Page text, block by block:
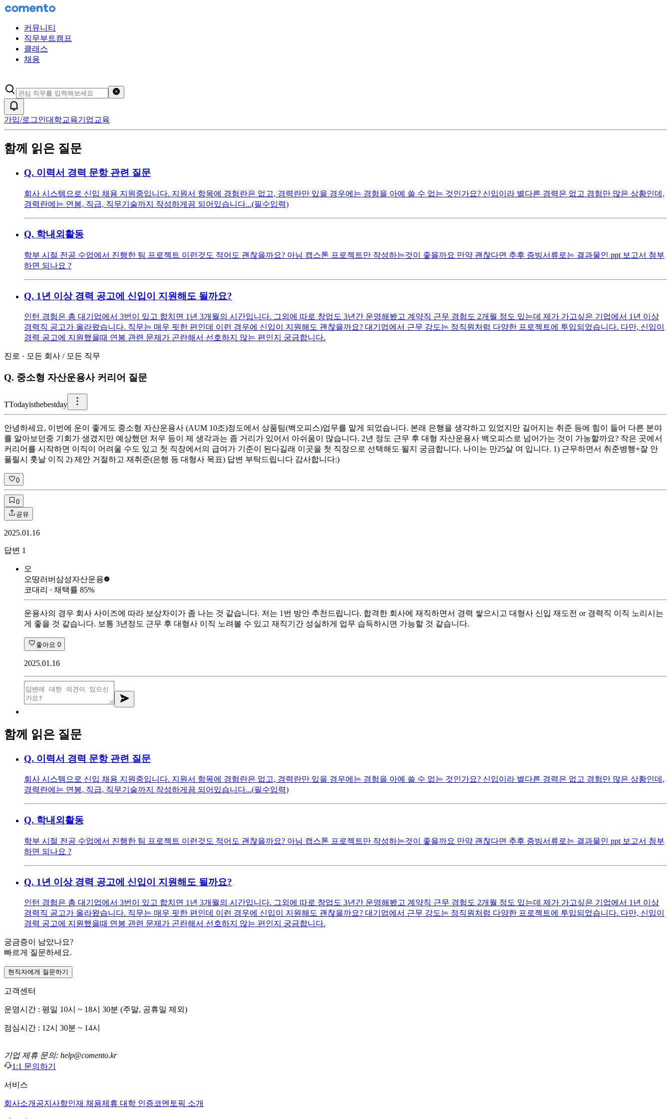
커뮤니티
직무부트캠프
클래스
채용
가입/로그인대학교육기업교육
함께 읽은 질문
Q. 이력서 경력 문항 관련 질문
회사 시스템으로 신입 채용 지원중입니다. 지원서 항목에 경험란은 없고, 경력란만 있을 경우에는 경험을 아예 쓸 수 없는 것인가요? 신입이라 별다른 경력은 없고 경험만 많은 상황인데,
경력란에는 연봉, 직급, 직무기술까지 작성하게끔 되어있습니다...(필수입력)
Q. 학내외활동
학부 시절 전공 수업에서 진행한 팀 프로젝트 이런것도 적어도 괜찮을까요? 아님 캡스톤 프로젝트만 작성하는것이 좋을까요 만약 괜찮다면 추후 증빙서류로는 결과물인 ppt 보고서 첨부
하면 되나요 ?
Q. 1년 이상 경력 공고에 신입이 지원해도 될까요?
인턴 경험은 총 대기업에서 3번이 있고 합치면 1년 3개월의 시간입니다. 그외에 따로 창업도 3년간 운영해봤고 계약직 근무 경험도 2개월 정도 있는데 제가 가고싶은 기업에서 1년 이상
경력직 공고가 올라왔습니다. 직무는 매우 핏한 편인데 이런 경우에 신입이 지원해도 괜찮을까요? 대기업에서 근무 강도는 정직원처럼 다양한 프로젝트에 투입되었습니다. 다만, 신입이
경력 공고에 지원했을때 연봉 관련 문제가 곤란해서 선호하지 않는 편인지 궁금합니다.
진로 · 모든 회사 / 모든 직무
Q. 중소형 자산운용사 커리어 질문
TTodayisthebestday
안녕하세요, 이번에 운이 좋게도 중소형 자산운용사 (AUM 10조)정도에서 상품팀(백오피스)업무를 맡게 되었습니다. 본래 은행을 생각하고 있었지만 길어지는 취준 등에 힘이 들어 다른 분야
를 알아보던중 기회가 생겼지만 예상했던 처우 등이 제 생각과는 좀 거리가 있어서 아쉬움이 많습니다. 2년 정도 근무 후 대형 자산운용사 백오피스로 넘어가는 것이 가능할까요? 작은 곳에서
커리어를 시작하면 이직이 어려울 수도 있고 첫 직장에서의 급여가 기준이 된다길래 이곳을 첫 직장으로 선택해도 될지 궁금합니다. 나이는 만25살 여 입니다. 1) 근무하면서 취준병행+잘 안
풀릴시 훗날 이직 2) 제안 거절하고 재취준(은행 등 대형사 목표) 답변 부탁드립니다 감사합니다:)
0
0
공유
2025.01.16
답변 1
오
오땅러버삼성자산운용
코대리 ∙ 채택률 85%
운용사의 경우 회사 사이즈에 따라 보상차이가 좀 나는 것 같습니다. 저는 1번 방안 추천드립니다. 합격한 회사에 재직하면서 경력 쌓으시고 대형사 신입 재도전 or 경력직 이직 노리시는
게 좋을 것 같습니다. 보통 3년정도 근무 후 대형사 이직 노려볼 수 있고 재직기간 성실하게 업무 습득하시면 가능할 것 같습니다.
좋아요 0
2025.01.16
함께 읽은 질문
Q. 이력서 경력 문항 관련 질문
회사 시스템으로 신입 채용 지원중입니다. 지원서 항목에 경험란은 없고, 경력란만 있을 경우에는 경험을 아예 쓸 수 없는 것인가요? 신입이라 별다른 경력은 없고 경험만 많은 상황인데,
경력란에는 연봉, 직급, 직무기술까지 작성하게끔 되어있습니다...(필수입력)
Q. 학내외활동
학부 시절 전공 수업에서 진행한 팀 프로젝트 이런것도 적어도 괜찮을까요? 아님 캡스톤 프로젝트만 작성하는것이 좋을까요 만약 괜찮다면 추후 증빙서류로는 결과물인 ppt 보고서 첨부
하면 되나요 ?
Q. 1년 이상 경력 공고에 신입이 지원해도 될까요?
인턴 경험은 총 대기업에서 3번이 있고 합치면 1년 3개월의 시간입니다. 그외에 따로 창업도 3년간 운영해봤고 계약직 근무 경험도 2개월 정도 있는데 제가 가고싶은 기업에서 1년 이상
경력직 공고가 올라왔습니다. 직무는 매우 핏한 편인데 이런 경우에 신입이 지원해도 괜찮을까요? 대기업에서 근무 강도는 정직원처럼 다양한 프로젝트에 투입되었습니다. 다만, 신입이
경력 공고에 지원했을때 연봉 관련 문제가 곤란해서 선호하지 않는 편인지 궁금합니다.
궁금증이 남았나요?
빠르게 질문하세요.
현직자에게 질문하기
고객센터
운영시간 : 평일 10시 ~ 18시 30분 (주말, 공휴일 제외)
점심시간 : 12시 30분 ~ 14시
기업 제휴 문의: help@comento.kr
1:1 문의하기
서비스
회사소개 공지사항인재 채용제휴 대학 인증코멘토픽 소개